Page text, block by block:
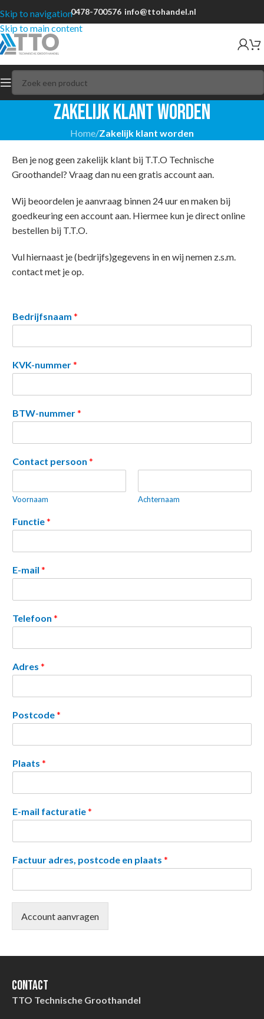
Skip to navigation
Skip to main content
0478-700576 info@ttohandel.nl
Zakelijk klant worden
Home/Zakelijk klant worden
Ben je nog geen zakelijk klant bij T.T.O Technische
Groothandel? Vraag dan nu een gratis account aan.
Wij beoordelen je aanvraag binnen 24 uur en maken bij
goedkeuring een account aan. Hiermee kun je direct online
bestellen bij T.T.O.
Vul hiernaast je (bedrijfs)gegevens in en wij nemen z.s.m.
contact met je op.
Bedrijfsnaam *
KVK-nummer*
BTW-nummer*
Contact persoon *
Voornaam Achternaam
Functie*
E-mail *
Telefoon *
Adres *
Postcode*
Plaats *
E-mail facturatie*
Factuur adres, postcode en plaats *
Account aanvragen
Contact
TTO Technische Groothandel